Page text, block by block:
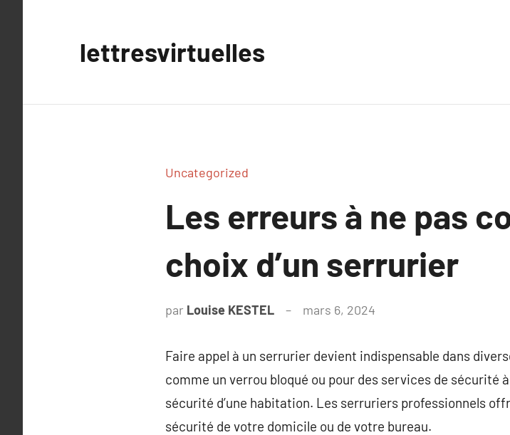
lettresvirtuelles
Uncategorized
Les erreurs à ne pas
choix d’un serrurier
par Louise KESTEL mars 6, 2024
Faire appel à un serrurier devient indispensable dans
comme un verrou bloqué ou pour des services de sécurité
sécurité d’une habitation. Les serruriers professionnels
sécurité de votre domicile ou de votre bureau.